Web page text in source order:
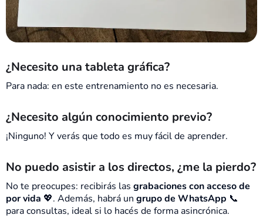
¿Necesito una tableta gráfica?
Para nada: en este entrenamiento no es necesaria.
¿Necesito algún conocimiento previo?
¡Ninguno! Y verás que todo es muy fácil de aprender.
No puedo asistir a los directos, ¿me la pierdo?
No te preocupes: recibirás las grabaciones con acceso de
por vida 💖. Además, habrá un grupo de WhatsApp 📞
para consultas, ideal si lo hacés de forma asincrónica.